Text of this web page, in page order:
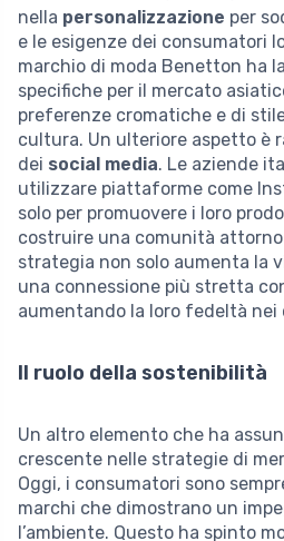
nella personalizzazione per
e le esigenze dei consumatori
marchio di moda Benetton ha
specifiche per il mercato
preferenze cromatiche e di
cultura. Un ulteriore aspetto è
dei social media. Le aziende
utilizzare piattaforme come
solo per promuovere i loro
costruire una comunità attorno
strategia non solo aumenta la
una connessione più stretta
aumentando la loro fedeltà
Il ruolo della sostenibilità
Un altro elemento che ha
crescente nelle strategie di
Oggi, i consumatori sono
marchi che dimostrano un
l’ambiente. Questo ha spinto